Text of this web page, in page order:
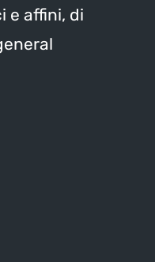
e affini, di